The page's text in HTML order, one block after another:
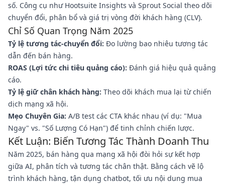
số. Công cụ như Hootsuite Insights và Sprout Social theo dõi
chuyển đổi, phân bổ và giá trị vòng đời khách hàng (CLV).
Chỉ Số Quan Trọng Năm 2025
Tỷ lệ tương tác-chuyển đổi: Đo lường bao nhiêu tương tác
dẫn đến bán hàng.
ROAS (Lợi tức chi tiêu quảng cáo): Đánh giá hiệu quả quảng
cáo.
Tỷ lệ giữ chân khách hàng: Theo dõi khách mua lại từ chiến
dịch mạng xã hội.
Mẹo Chuyên Gia: A/B test các CTA khác nhau (ví dụ: "Mua
Ngay" vs. "Số Lượng Có Hạn") để tinh chỉnh chiến lược.
Kết Luận: Biến Tương Tác Thành Doanh Thu
Năm 2025, bán hàng qua mạng xã hội đòi hỏi sự kết hợp
giữa AI, phân tích và tương tác chân thật. Bằng cách vẽ lộ
trình khách hàng, tận dụng chatbot, tối ưu nội dung mua